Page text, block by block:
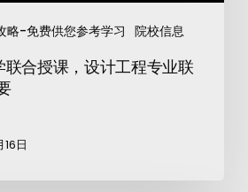
略-免费供您参考学习 院校信息
联合授课，设计工程专业联
日